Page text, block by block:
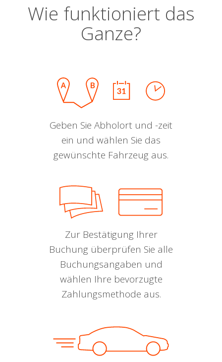
Wie funktioniert das
Ganze?
Geben Sie Abholort und -zeit
ein und wählen Sie das
gewünschte Fahrzeug aus.
Zur Bestätigung Ihrer
Buchung überprüfen Sie alle
Buchungsangaben und
wählen Ihre bevorzugte
Zahlungsmethode aus.